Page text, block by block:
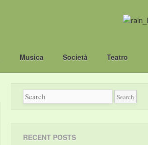
Musica Società Teatro
RECENT POSTS